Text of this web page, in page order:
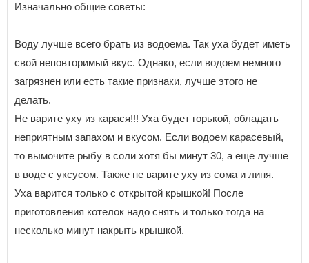
Изначально общие советы:
Воду лучше всего брать из водоема. Так уха будет иметь
свой неповторимый вкус. Однако, если водоем немного
загрязнен или есть такие признаки, лучше этого не
делать.
Не варите уху из карася!!! Уха будет горькой, обладать
неприятным запахом и вкусом. Если водоем карасевый,
то вымочите рыбу в соли хотя бы минут 30, а еще лучше
в воде с уксусом. Также не варите уху из сома и линя.
Уха варится только с открытой крышкой! После
приготовления котелок надо снять и только тогда на
несколько минут накрыть крышкой.